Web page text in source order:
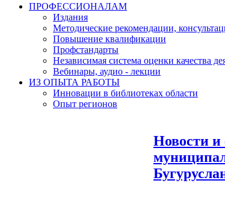
ПРОФЕССИОНАЛАМ
Издания
Методические рекомендации,
Повышение квалификации
Профстандарты
Независимая система оценки качества
Вебинары, аудио - лекции
ИЗ ОПЫТА РАБОТЫ
Инновации в библиотеках области
Опыт регионов
Новости и